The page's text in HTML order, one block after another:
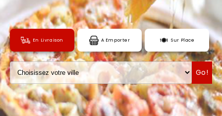
VOTRE COMPTE
NOTRE RESTAURANT
VOS AVIS
MENTIONS LÉGALES
C.G.V
En Livraison A Emporter Sur Place
Go!